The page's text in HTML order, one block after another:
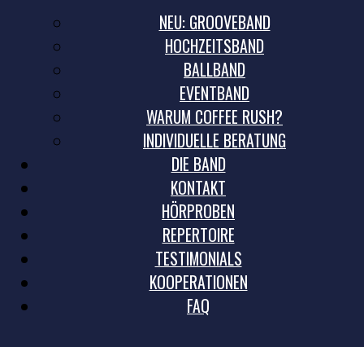
NEU: GROOVEBAND
HOCHZEITSBAND
BALLBAND
EVENTBAND
WARUM COFFEE RUSH?
INDIVIDUELLE BERATUNG
DIE BAND
KONTAKT
HÖRPROBEN
REPERTOIRE
TESTIMONIALS
KOOPERATIONEN
FAQ